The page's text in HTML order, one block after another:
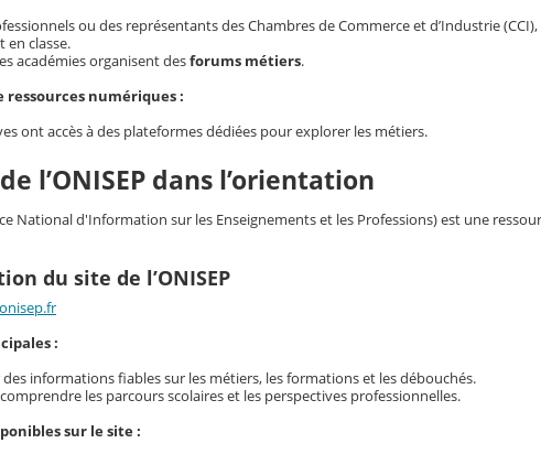
ou des représentants des Chambres de Commerce et d’Industrie
en classe.
académies organisent desforums métiers.
ressources numériques :
ont accès à des plateformes dédiées pour explorer les métiers.
l’ONISEP dans l’orientation
National d'Information sur les Enseignements et les Professions) est une
du site de l’ONISEP
onisep.fr
:
informations fiables sur les métiers, les formations et les débouchés.
les parcours scolaires et les perspectives professionnelles.
sur le site :